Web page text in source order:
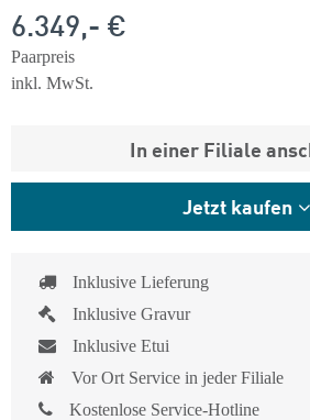
6.349,- €
Paarpreis
inkl. MwSt.
In einer Filiale
Jetzt kaufen
Inklusive Lieferung
Inklusive Gravur
Inklusive Etui
Vor Ort Service in jeder Filiale
Kostenlose Service-Hotline